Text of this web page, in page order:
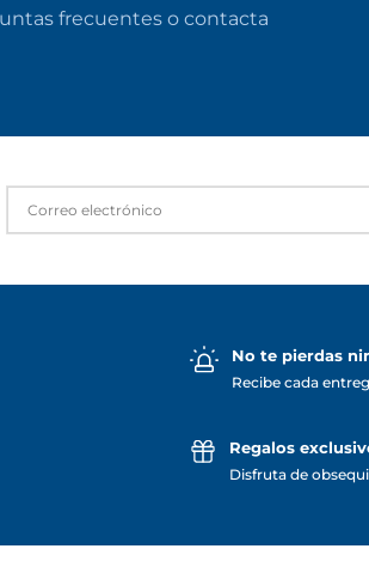
frecuentes o contacta
No te pierdas
Recibe cada
Regalos
Disfruta de